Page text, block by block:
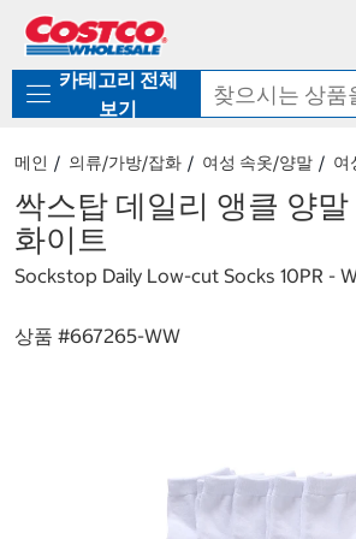
로
기
가
카테고리 전체
보기
메인 의류/가방/잡화 여성 속옷/양말 여
싹스탑 데일리 앵클 양말
화이트
Sockstop Daily Low-cut Socks 10PR -
상품 #667265-WW